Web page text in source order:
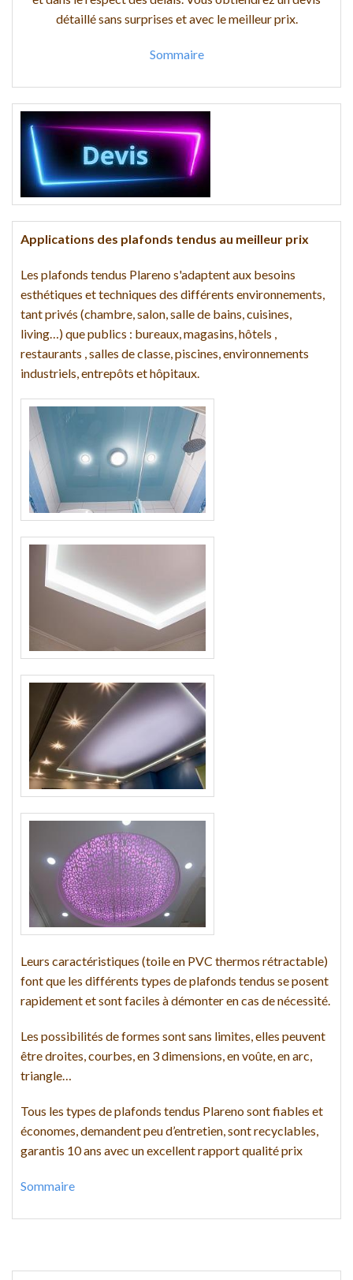
détaillé sans surprises et avec le meilleur prix.
Sommaire
Applications des plafonds tendus au meilleur prix
Les plafonds tendus Plareno s'adaptent aux besoins
esthétiques et techniques des différents environnements,
tant privés (chambre, salon, salle de bains, cuisines,
living…) que publics : bureaux, magasins, hôtels ,
restaurants , salles de classe, piscines, environnements
industriels, entrepôts et hôpitaux.
Leurs caractéristiques (toile en PVC thermos rétractable)
font que les différents types de plafonds tendus se posent
rapidement et sont faciles à démonter en cas de nécessité.
Les possibilités de formes sont sans limites, elles peuvent
être droites, courbes, en 3 dimensions, en voûte, en arc,
triangle…
Tous les types de plafonds tendus Plareno sont fiables et
économes, demandent peu d’entretien, sont recyclables,
garantis 10 ans avec un excellent rapport qualité prix
Sommaire